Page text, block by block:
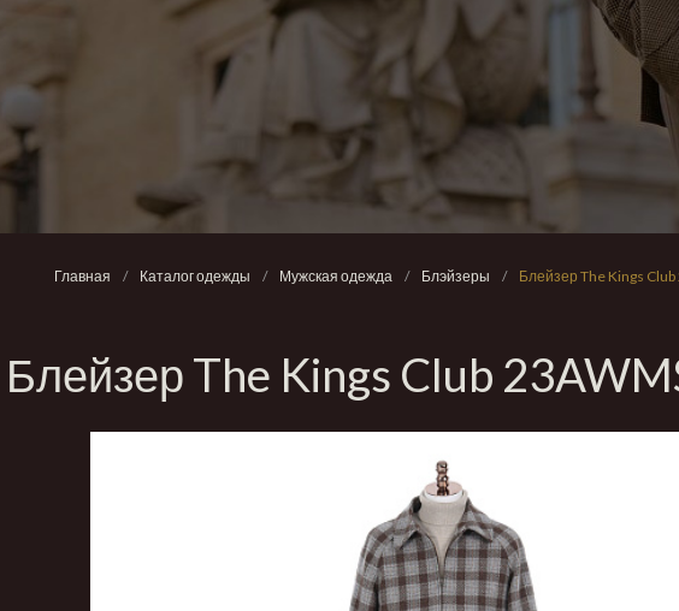
Главная / Каталог одежды / Мужская одежда / Блэйзеры / Блейзер The Kings
Блейзер The Kings Club